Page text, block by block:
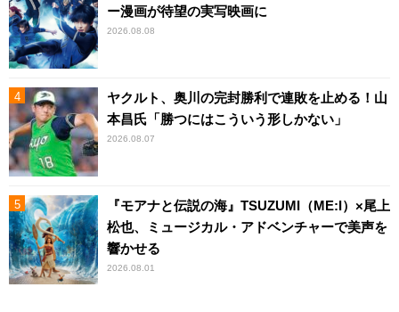
ー漫画が待望の実写映画に
2026.08.08
ヤクルト、奥川の完封勝利で連敗を止める！山
本昌氏「勝つにはこういう形しかない」
2026.08.07
『モアナと伝説の海』TSUZUMI（ME:I）×尾上
松也、ミュージカル・アドベンチャーで美声を
響かせる
2026.08.01